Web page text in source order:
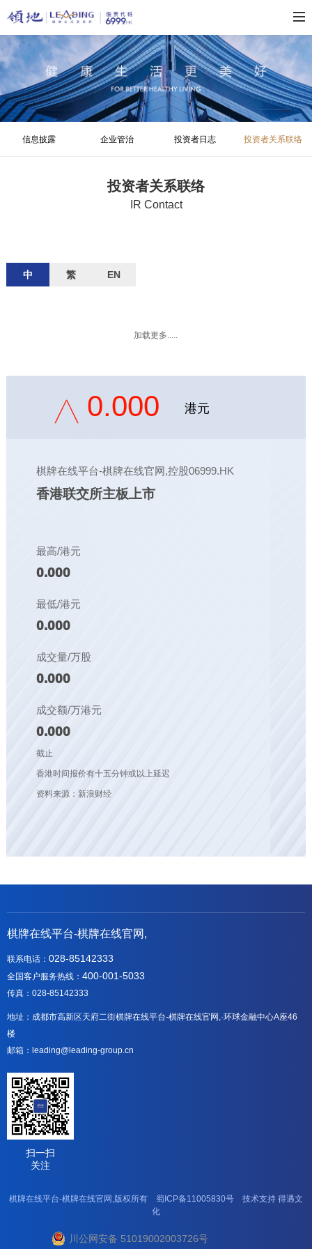
信息披露 企业管治 投资者日志 投资者关系联络
投资者关系联络
IR Contact
中 繁 EN
加载更多.....
0.000 港元
棋牌在线平台-棋牌在线官网,控股06999.HK
香港联交所主板上市
最高/港元
0.000
最低/港元
0.000
成交量/万股
0.000
成交额/万港元
0.000
截止
香港时间报价有十五分钟或以上延迟
资料来源：新浪财经
棋牌在线平台-棋牌在线官网,
联系电话： 028-85142333
全国客户服务热线： 400-001-5033
传真：028-85142333
地址：成都市高新区天府二街棋牌在线平台-棋牌在线官网,·环球金融中心A座46
楼
邮箱：leading@leading-group.cn
扫一扫
关注
棋牌在线平台-棋牌在线官网,版权所有 蜀ICP备11005830号 技术支持 得遇文
化
川公网安备 51019002003726号